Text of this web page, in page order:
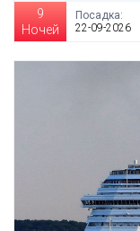
9
Ночей
Посадка:
22-09-2026